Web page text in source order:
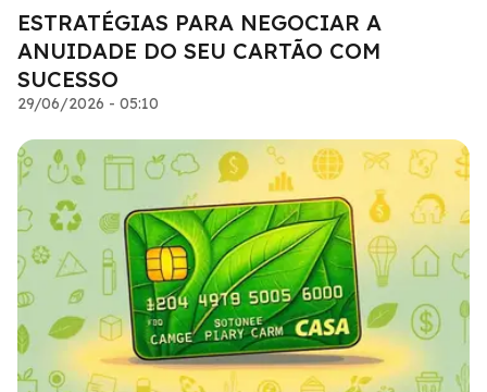
ESTRATÉGIAS PARA NEGOCIAR A
ANUIDADE DO SEU CARTÃO COM
SUCESSO
29/06/2026 - 05:10